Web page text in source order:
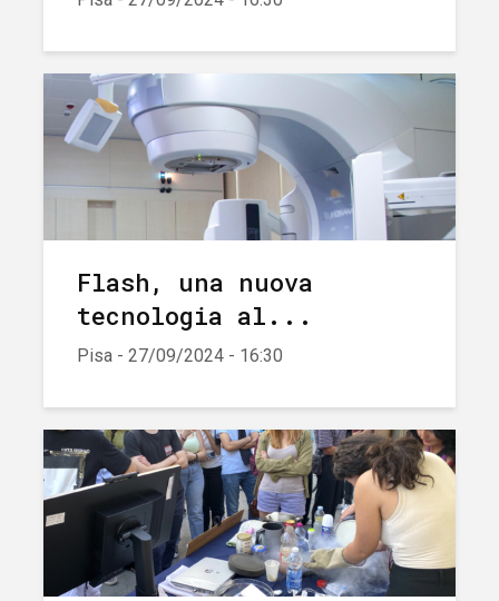
Flash, una nuova
tecnologia al...
Pisa - 27/09/2024 - 16:30